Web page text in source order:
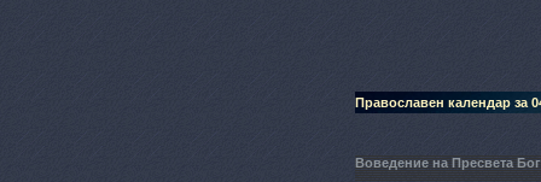
Православен календар за
Воведение на Пресвета